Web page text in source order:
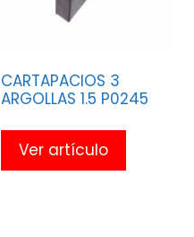
CARTAPACIOS 3
ARGOLLAS 1.5 P0245
Ver artículo